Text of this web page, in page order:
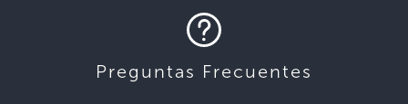
Preguntas Frecuentes